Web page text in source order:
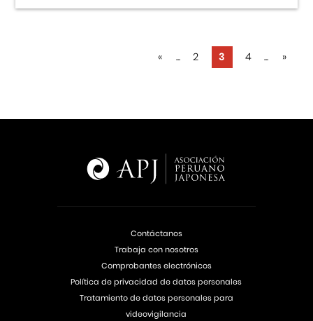
« ... 2 3 4 ... »
Contáctanos
Trabaja con nosotros
Comprobantes electrónicos
Política de privacidad de datos personales
Tratamiento de datos personales para
videovigilancia